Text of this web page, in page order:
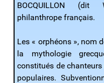
BOCQUILLON (dit
philanthrope français.
Les « orphéons », nom
la mythologie
constitués de
populaires.